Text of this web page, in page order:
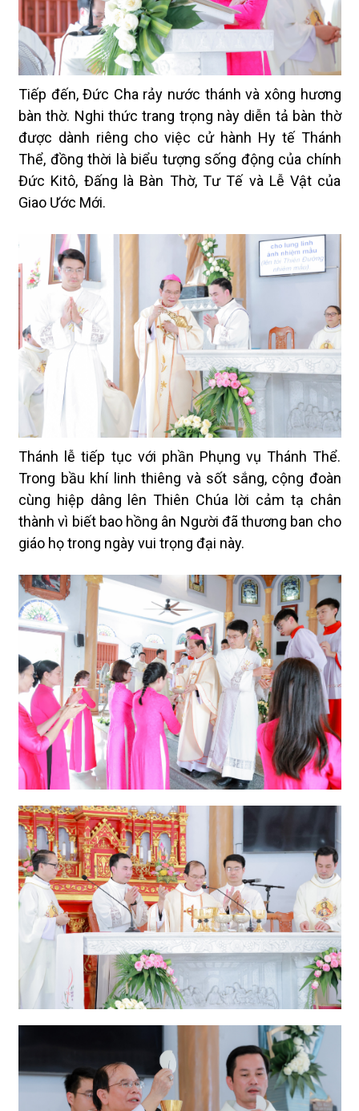
Tiếp đến, Đức Cha rảy nước thánh và xông hương
bàn thờ. Nghi thức trang trọng này diễn tả bàn thờ
được dành riêng cho việc cử hành Hy tế Thánh
Thể, đồng thời là biểu tượng sống động của chính
Đức Kitô, Đấng là Bàn Thờ, Tư Tế và Lễ Vật của
Giao Ước Mới.
Thánh lễ tiếp tục với phần Phụng vụ Thánh Thể.
Trong bầu khí linh thiêng và sốt sắng, cộng đoàn
cùng hiệp dâng lên Thiên Chúa lời cảm tạ chân
thành vì biết bao hồng ân Người đã thương ban cho
giáo họ trong ngày vui trọng đại này.